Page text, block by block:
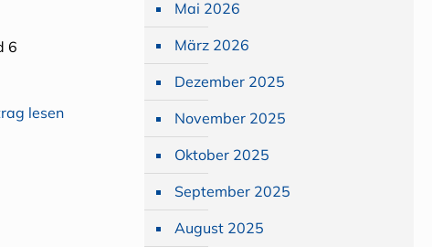
6
lesen
Mai 2026
März 2026
Dezember 2025
November 2025
Oktober 2025
September 2025
August 2025